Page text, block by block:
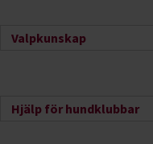
Valpkunskap
Hjälp för hundklubbar